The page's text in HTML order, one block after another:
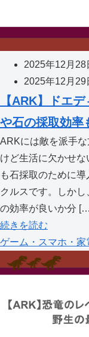
2025年12月28
2025年12月29
【ARK】ドエ
や石の採取効率
ARKには敵を派手
けど生活に欠かせ
も石採取のために
クルスです。しか
の効率が良いか分
続きを読む
ゲーム・スマホ・家